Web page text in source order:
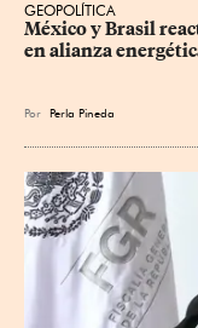
GEOPOLÍTICA
México y Brasil
en alianza
Por Perla Pineda